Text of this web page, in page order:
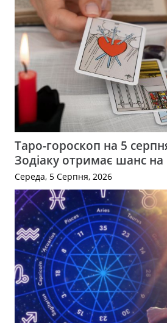
Таро-гороскоп на 5
Зодіаку отримає шанс
Середа, 5 Серпня, 2026